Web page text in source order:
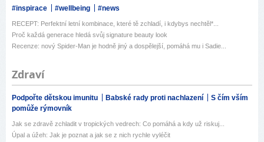
#inspirace #wellbeing #news
RECEPT: Perfektní letní kombinace, které tě zchladí, i kdybys nechtěl*...
Proč každá generace hledá svůj signature beauty look
Recenze: nový Spider-Man je hodně jiný a dospělejší, pomáhá mu i Sadie...
Zdraví
Podpořte dětskou imunitu Babské rady proti nachlazení
S čím vším
pomůže rýmovník
Jak se zdravě zchladit v tropických vedrech: Co pomáhá a kdy už riskuj...
Úpal a úžeh: Jak je poznat a jak se z nich rychle vyléčit